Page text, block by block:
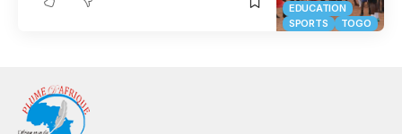
EDUCATION
SPORTS
TOGO